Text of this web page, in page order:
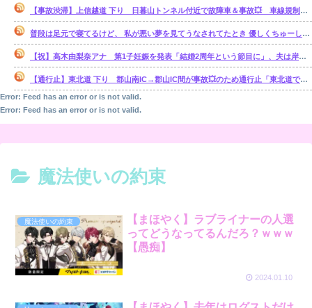
【事故渋滞】上信越道 下り 日暮山トンネル付近で故障車＆事故💥 車線規制 松井田妙義IC〜佐久平IC 渋滞距離 10.0km 通過時間 50 分
普段は足元で寝てるけど、 私が悪い夢を見てうなされてたとき 優しくちゅーして起こしてくれた。【再】
【祝】高木由梨奈アナ 第1子妊娠を発表「結婚2周年という節目に」、夫は岸田タツヤ
【通行止】東北道 下り 郡山南IC→郡山IC間が事故💥のため通行止「東北道で単独事故 3人がけが1人が心肺停止」
Error: Feed has an error or is not valid.
Error: Feed has an error or is not valid.
魔法使いの約束
魔法使いの約束
【まほやく】ラブライナーの人選
ってどうなってるんだろ？ｗｗｗ
【愚痴】
2024.01.10